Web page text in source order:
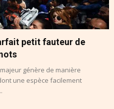
petit fauteur de
génère de manière
une espèce facilement